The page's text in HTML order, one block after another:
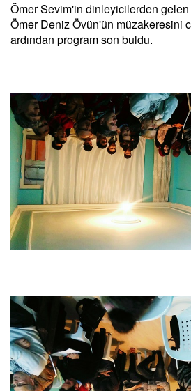
Ömer Sevim'in dinleyicilerden gelen
Ömer Deniz Övün'ün müzakeresini
ardından program son buldu.